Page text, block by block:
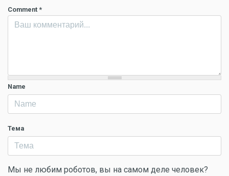
Comment *
Name
Тема
Мы не любим роботов, вы на самом деле человек?